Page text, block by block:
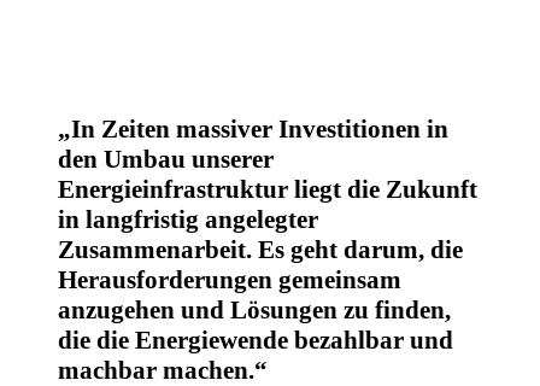
In Zeiten massiver Investitionen in
den Umbau unserer
Energieinfrastruktur liegt die Zukunft
in langfristig angelegter
Zusammenarbeit. Es geht darum, die
Herausforderungen gemeinsam
anzugehen und Lösungen zu finden,
die die Energiewende bezahlbar und
machbar machen.